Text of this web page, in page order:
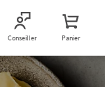
Conseiller Panier